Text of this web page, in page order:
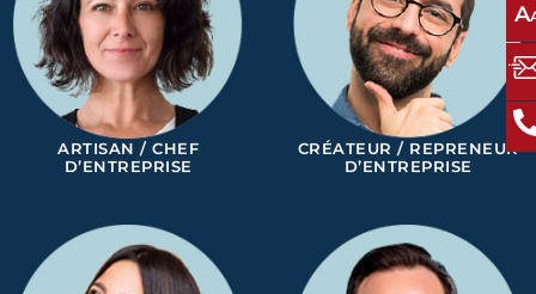
A
ARTISAN / CHEF
D’ENTREPRISE
CRÉATEUR / REPRENEUR
D’ENTREPRISE